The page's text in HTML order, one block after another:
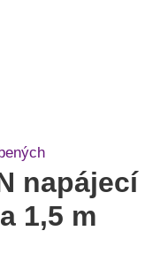
napájecí
1,5 m